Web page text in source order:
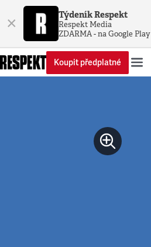
× Týdeník Respekt
Respekt Media
ZDARMA - na Google Play
Koupit předplatné